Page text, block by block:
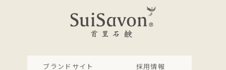
ブランドサイト 採用情報